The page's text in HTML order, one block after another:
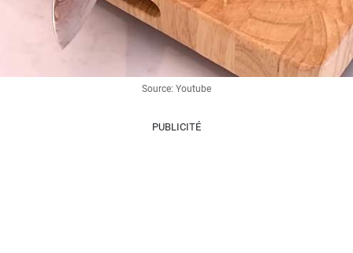
Source: Youtube
PUBLICITÉ